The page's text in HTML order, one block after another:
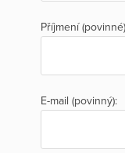
Příjmení
E-mail (povinný):